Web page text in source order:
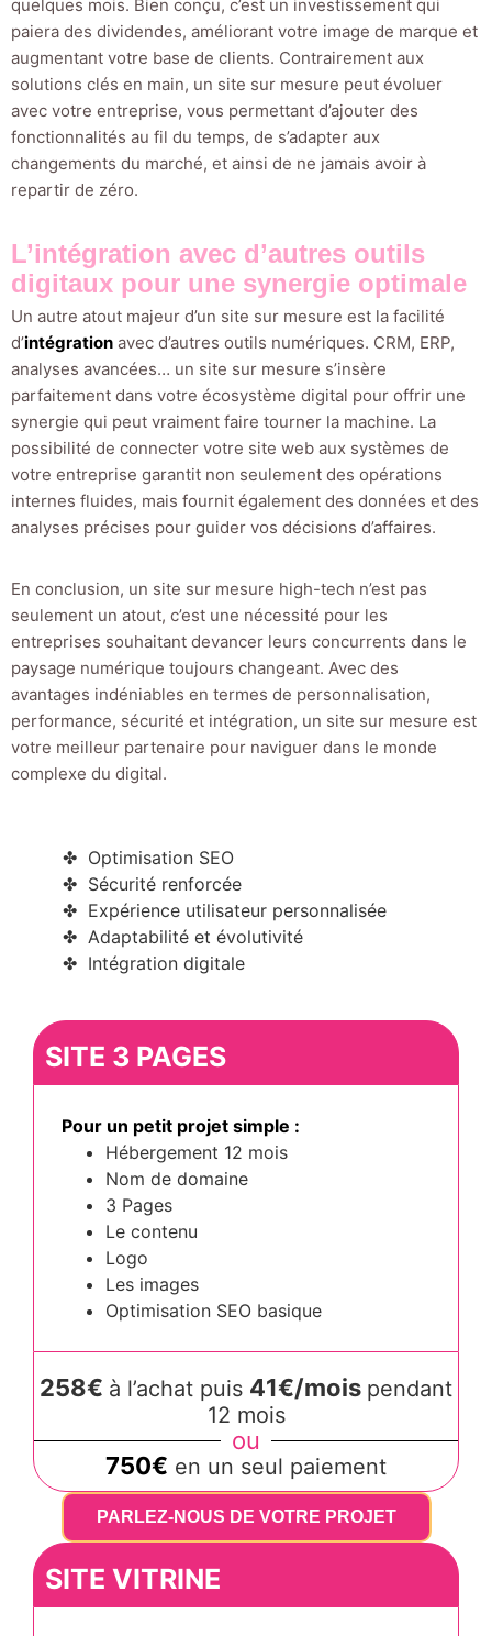
quelques mois. Bien conçu, c’est un investissement qui
paiera des dividendes, améliorant votre image de marque et
augmentant votre base de clients. Contrairement aux
solutions clés en main, un site sur mesure peut évoluer
avec votre entreprise, vous permettant d’ajouter des
fonctionnalités au fil du temps, de s’adapter aux
changements du marché, et ainsi de ne jamais avoir à
repartir de zéro.
L’intégration avec d’autres outils
digitaux pour une synergie optimale
Un autre atout majeur d’un site sur mesure est la facilité
d’intégration avec d’autres outils numériques. CRM, ERP,
analyses avancées… un site sur mesure s’insère
parfaitement dans votre écosystème digital pour offrir une
synergie qui peut vraiment faire tourner la machine. La
possibilité de connecter votre site web aux systèmes de
votre entreprise garantit non seulement des opérations
internes fluides, mais fournit également des données et des
analyses précises pour guider vos décisions d’affaires.
En conclusion, un site sur mesure high-tech n’est pas
seulement un atout, c’est une nécessité pour les
entreprises souhaitant devancer leurs concurrents dans le
paysage numérique toujours changeant. Avec des
avantages indéniables en termes de personnalisation,
performance, sécurité et intégration, un site sur mesure est
votre meilleur partenaire pour naviguer dans le monde
complexe du digital.
Optimisation SEO
Sécurité renforcée
Expérience utilisateur personnalisée
Adaptabilité et évolutivité
Intégration digitale
SITE 3 PAGES
Pour un petit projet simple :
Hébergement 12 mois
Nom de domaine
3 Pages
Le contenu
Logo
Les images
Optimisation SEO basique
258€ à l’achat puis 41€/mois pendant
12 mois
ou
750€ en un seul paiement
PARLEZ-NOUS DE VOTRE PROJET
SITE VITRINE